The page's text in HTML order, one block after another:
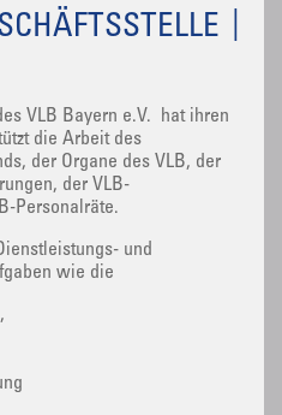
VLB Bayern e.V. hat ihren
die Arbeit des
der Organe des VLB, der
der VLB-
Personalräte.
und
wie die